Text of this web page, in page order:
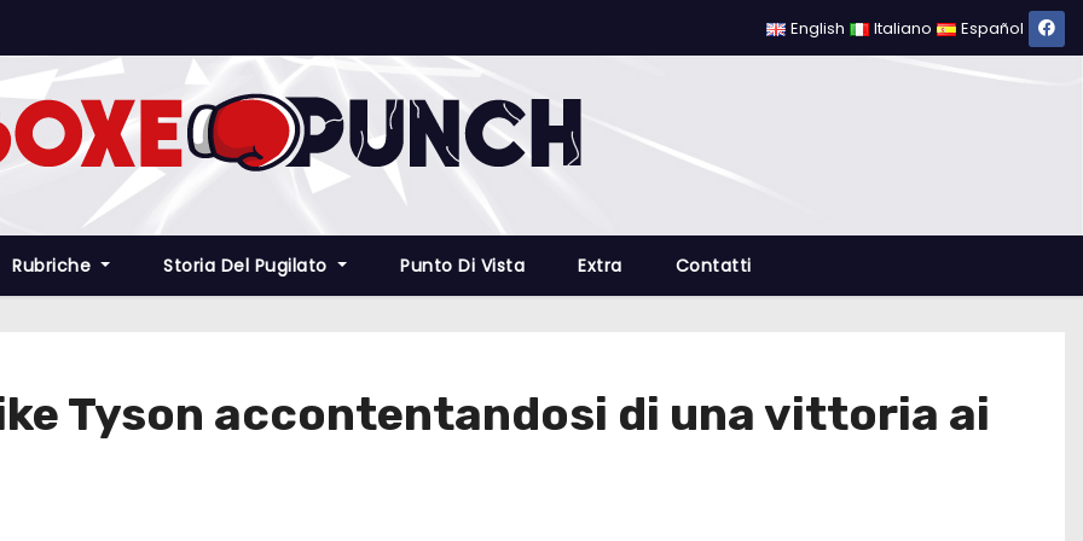
English Italiano Español
Rubriche Storia Del Pugilato Punto Di Vista Extra Contatti
Tyson accontentandosi di una vittoria ai